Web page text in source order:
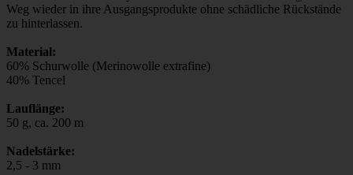
Weg wieder in ihre Ausgangsprodukte ohne schädliche Rückstände
zu hinterlassen.
Material:
60% Schurwolle (Merinowolle extrafine)
40% Tencel
Lauflänge:
50 g, ca. 200 m
Nadelstärke:
2,5 - 3 mm